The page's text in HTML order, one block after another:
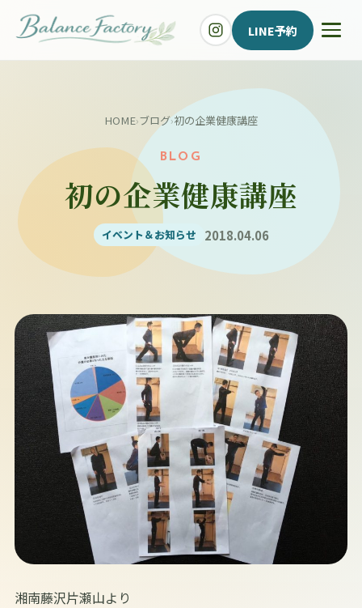
LINE予約
HOME›ブログ›初の企業健康講座
BLOG
初の企業健康講座
イベント＆お知らせ 2018.04.06
湘南藤沢片瀬山より